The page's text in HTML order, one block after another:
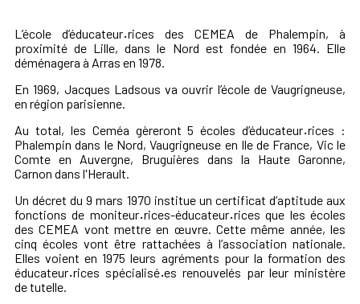
L’école d’éducateur·rices des CEMEA de Phalempin, à
proximité de Lille, dans le Nord est fondée en 1964. Elle
déménagera à Arras en 1978.
En 1969, Jacques Ladsous va ouvrir l’école de Vaugrigneuse,
en région parisienne.
Au total, les Ceméa gèreront 5 écoles d’éducateur·rices :
Phalempin dans le Nord, Vaugrigneuse en Ile de France, Vic le
Comte en Auvergne, Bruguières dans la Haute Garonne,
Carnon dans l'Herault.
Un décret du 9 mars 1970 institue un certificat d’aptitude aux
fonctions de moniteur·rices-éducateur·rices que les écoles
des CEMEA vont mettre en œuvre. Cette même année, les
cinq écoles vont être rattachées à l’association nationale.
Elles voient en 1975 leurs agréments pour la formation des
éducateur·rices spécialisé·es renouvelés par leur ministère
de tutelle.